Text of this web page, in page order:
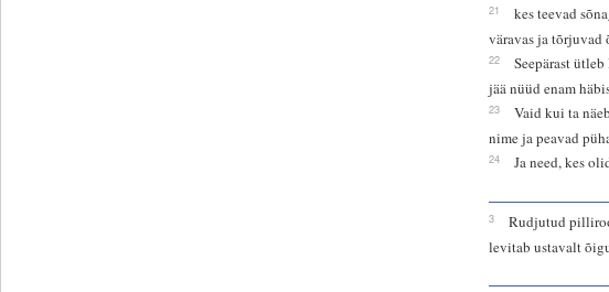
21
kes teevad
väravas ja tõrjuvad
22
Seepärast
jää nüüd enam
23
Vaid kui ta
nime ja peavad
24 Ja need, kes
3
Rudjutud
levitab ustavalt